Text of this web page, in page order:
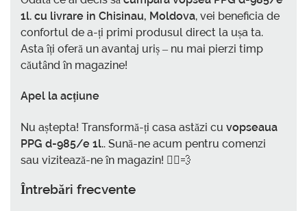
1l. cu livrare in Chisinau, Moldova, vei beneficia de
confortul de a-ți primi produsul direct la ușa ta.
Asta îți oferă un avantaj uriș – nu mai pierzi timp
căutând în magazine!
Apel la acțiune
Nu aștepta! Transformă-ți casa astăzi cu vopseaua
PPG d-985/e 1l.. Sună-ne acum pentru comenzi
sau vizitează-ne în magazin! 🏃‍♂️💨
Întrebări frecvente